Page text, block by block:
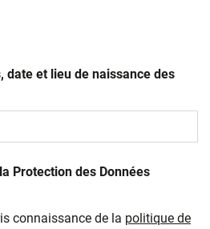
date et lieu de naissance des
Protection des Données
connaissance de la politique de